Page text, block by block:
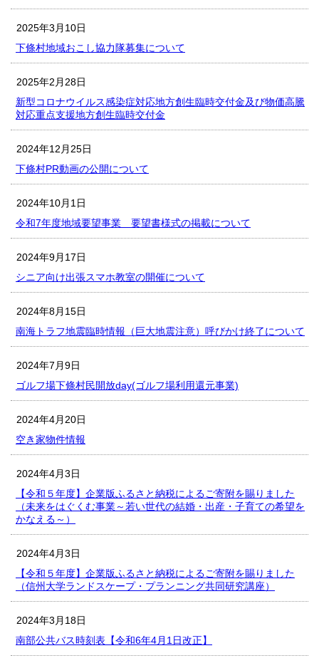
2025年3月10日
下條村地域おこし協力隊募集について
2025年2月28日
新型コロナウイルス感染症対応地方創生臨時交付金及び物価高騰
対応重点支援地方創生臨時交付金
2024年12月25日
下條村PR動画の公開について
2024年10月1日
令和7年度地域要望事業 要望書様式の掲載について
2024年9月17日
シニア向け出張スマホ教室の開催について
2024年8月15日
南海トラフ地震臨時情報（巨大地震注意）呼びかけ終了について
2024年7月9日
ゴルフ場下條村民開放day(ゴルフ場利用還元事業)
2024年4月20日
空き家物件情報
2024年4月3日
【令和５年度】企業版ふるさと納税によるご寄附を賜りました
（未来をはぐくむ事業～若い世代の結婚・出産・子育ての希望を
かなえる～）
2024年4月3日
【令和５年度】企業版ふるさと納税によるご寄附を賜りました
（信州大学ランドスケープ・プランニング共同研究講座）
2024年3月18日
南部公共バス時刻表【令和6年4月1日改正】